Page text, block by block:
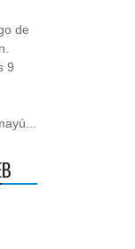
de
9